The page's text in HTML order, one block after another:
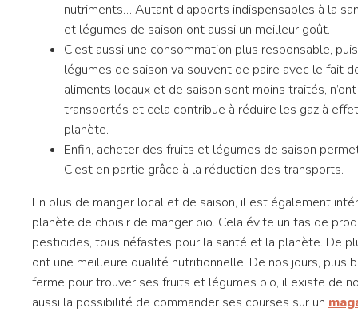
nutriments… Autant d’apports indispensables à la
et légumes de saison ont aussi un meilleur goût.
C’est aussi une consommation plus responsable,
légumes de saison va souvent de paire avec le fait
aliments locaux et de saison sont moins traités,
transportés et cela contribue à réduire les gaz à
planète.
Enfin, acheter des fruits et légumes de saison
C’est en partie grâce à la réduction des transports.
En plus de manger local et de saison, il est également
planète de choisir de manger bio. Cela évite un tas de
pesticides, tous néfastes pour la santé et la planète. De
ont une meilleure qualité nutritionnelle. De nos jours, plus
ferme pour trouver ses fruits et légumes bio, il existe de
aussi la possibilité de commander ses courses sur un